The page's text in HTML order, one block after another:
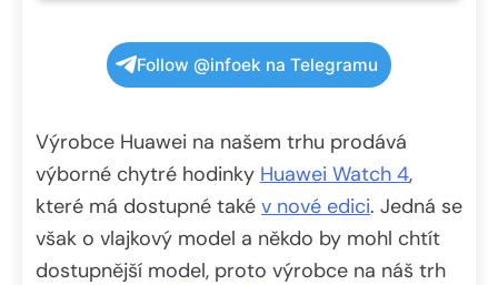
Follow @infoek na Telegramu
Výrobce Huawei na našem trhu prodává
výborné chytré hodinky Huawei Watch 4,
které má dostupné také v nové edici. Jedná se
však o vlajkový model a někdo by mohl chtít
dostupnější model, proto výrobce na náš trh